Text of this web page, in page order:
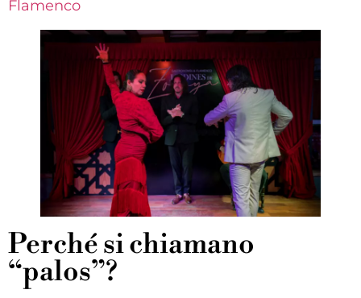
Flamenco
Perché si chiamano
“palos”?